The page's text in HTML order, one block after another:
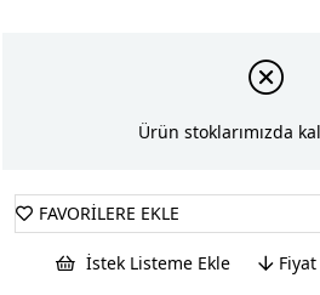
Ürün stoklarımızda
FAVORILERE EKLE
İstek Listeme Ekle